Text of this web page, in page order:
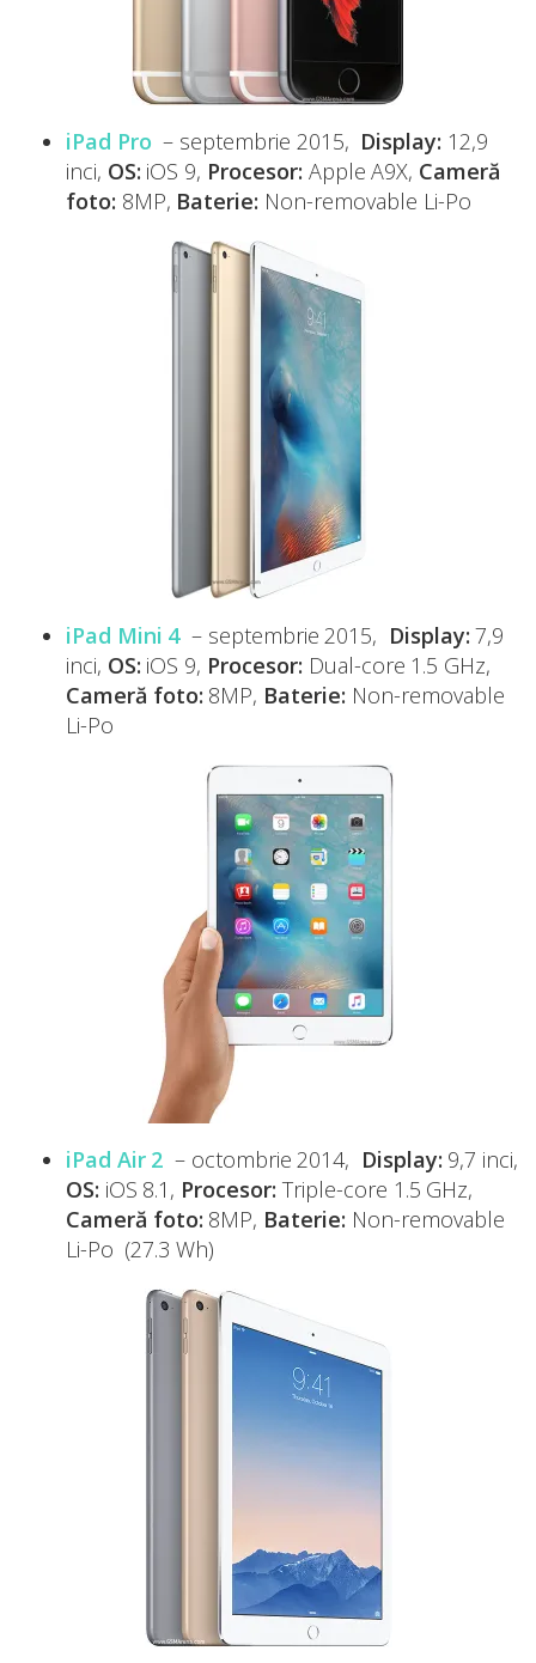
iPad Pro – septembrie 2015, Display: 12,9
inci, OS: iOS 9, Procesor: Apple A9X, Cameră
foto: 8MP, Baterie: Non-removable Li-Po
iPad Mini 4 – septembrie 2015, Display: 7,9
inci, OS: iOS 9, Procesor: Dual-core 1.5 GHz,
Cameră foto: 8MP, Baterie: Non-removable
Li-Po
iPad Air 2 – octombrie 2014, Display: 9,7 inci,
OS: iOS 8.1, Procesor: Triple-core 1.5 GHz,
Cameră foto: 8MP, Baterie: Non-removable
Li-Po (27.3 Wh)